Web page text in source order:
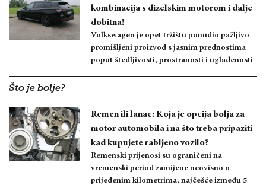
kombinacija s dizelskim motorom i dalje
dobitna!
Volkswagen je opet tržištu ponudio pažljivo
promišljeni proizvod s jasnim prednostima
poput štedljivosti, prostranosti i uglađenosti
Što je bolje?
Remen ili lanac: Koja je opcija bolja za
motor automobila i na što treba pripaziti
kad kupujete rabljeno vozilo?
Remenski prijenosi su ograničeni na
vremenski period zamijene neovisno o
prijeđenim kilometrima, najčešće između 5